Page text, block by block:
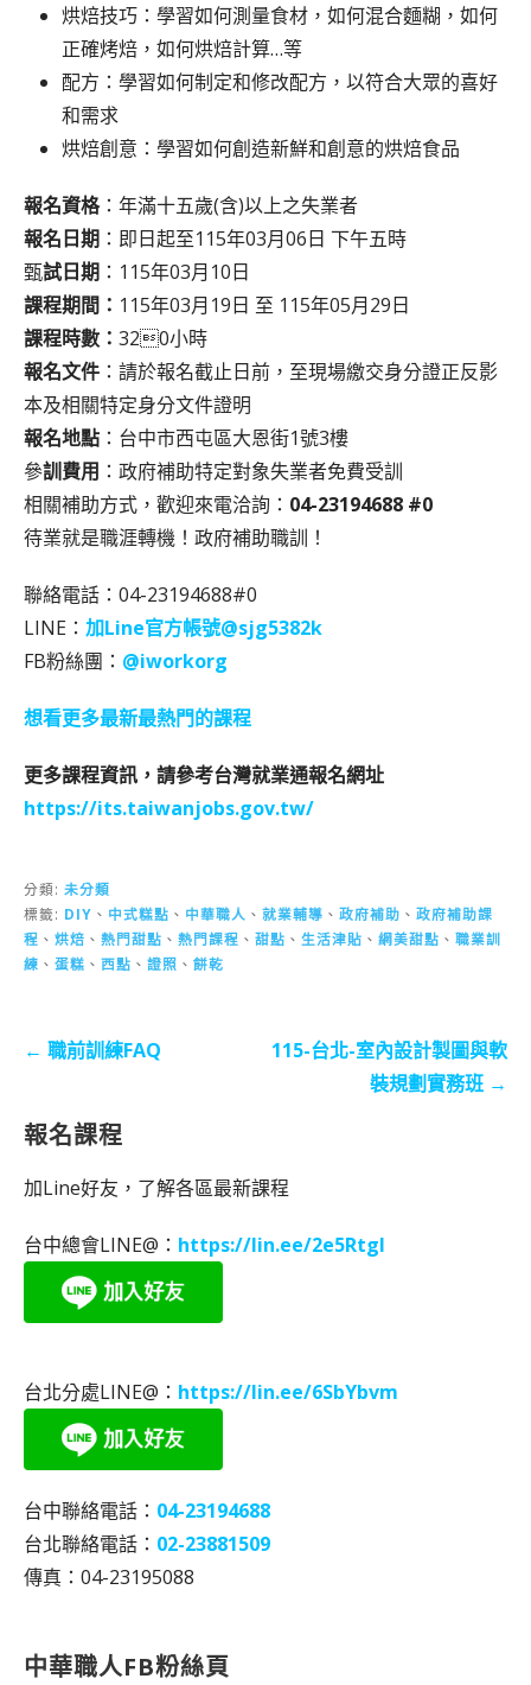
烘焙技巧：學習如何測量食材，如何混合麵糊，如何
正確烤焙，如何烘焙計算…等
配方：學習如何制定和修改配方，以符合大眾的喜好
和需求
烘焙創意：學習如何創造新鮮和創意的烘焙食品
報名資格：年滿十五歲(含)以上之失業者
報名日期 ：即日起至115年03月06日 下午五時
甄試日期 ：115年03月10日
課程期間： 115年03月19日 至 115年05月29日
課程時數： 320小時
報名文件 ：請於報名截止日前，至現場繳交身分證正反影
本及相關特定身分文件證明
報名地點 ：台中市西屯區大恩街1號3樓
參訓費用 ：政府補助特定對象失業者免費受訓
相關補助方式，歡迎來電洽詢： 04-23194688 #0
待業就是職涯轉機！政府補助職訓！
聯絡電話：04-23194688#0
LINE： 加Line官方帳號@sjg5382k
FB粉絲團： @iworkorg
想看更多最新最熱門的課程
更多課程資訊，請參考台灣就業通報名網址
https://its.taiwanjobs.gov.tw/
分類: 未分類
標籤: DIY 、 中式糕點 、 中華職人 、 就業輔導 、 政府補助 、 政府補助課
程 、 烘焙 、 熱門甜點 、 熱門課程 、 甜點 、 生活津貼 、 網美甜點 、 職業訓
練 、 蛋糕 、 西點 、 證照 、 餅乾
← 職前訓練FAQ
115-台北-室內設計製圖與軟
裝規劃實務班 →
報名課程
加Line好友，了解各區最新課程
台中總會LINE@： https://lin.ee/2e5RtgI
台北分處LINE@： https://lin.ee/6SbYbvm
台中聯絡電話： 04-23194688
台北聯絡電話： 02-23881509
傳真：04-23195088
中華職人FB粉絲頁